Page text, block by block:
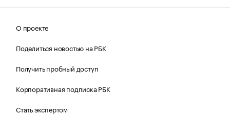
О проекте
Поделиться новостью на РБК
Получить пробный доступ
Корпоративная подписка РБК
Стать экспертом